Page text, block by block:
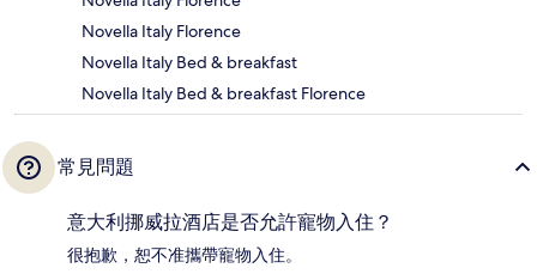
Novella Italy Florence
Novella Italy Bed & breakfast
Novella Italy Bed & breakfast Florence
常見問題
意大利挪威拉酒店是否允許寵物入住？
很抱歉，恕不准攜帶寵物入住。